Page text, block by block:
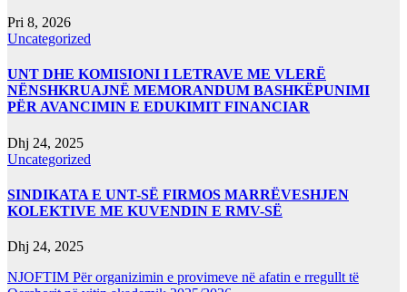
Pri 8, 2026
Uncategorized
UNT DHE KOMISIONI I LETRAVE ME VLERË
NËNSHKRUAJNË MEMORANDUM BASHKËPUNIMI
PËR AVANCIMIN E EDUKIMIT FINANCIAR
Dhj 24, 2025
Uncategorized
SINDIKATA E UNT-SË FIRMOS MARRËVESHJEN
KOLEKTIVE ME KUVENDIN E RMV-SË
Dhj 24, 2025
NJOFTIM Për organizimin e provimeve në afatin e rregullt të